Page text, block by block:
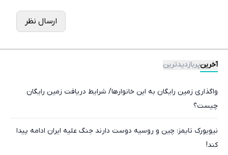
ارسال نظر
آخرینپربازدیدترین
واگذاری زمین رایگان به این خانوارها/ شرایط دریافت زمین رایگان
چیست؟
نیویورک تایمز: چین و روسیه دوست دارند جنگ علیه ایران ادامه پیدا
کند!